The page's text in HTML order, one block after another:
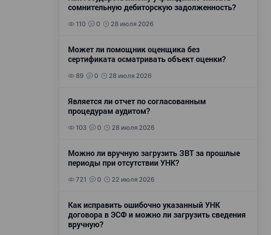
сомнительную дебиторскую задолженность?
110 0 28 июля 2026
Может ли помощник оценщика без
сертификата осматривать объект оценки?
89 0 28 июля 2026
Является ли отчет по согласованным
процедурам аудитом?
103 0 28 июля 2026
Можно ли вручную загрузить ЗВТ за прошлые
периоды при отсутствии УНК?
721 0 22 июля 2026
Как исправить ошибочно указанный УНК
договора в ЭСФ и можно ли загрузить сведения
вручную?